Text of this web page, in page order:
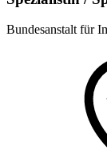
Bundesanstalt für